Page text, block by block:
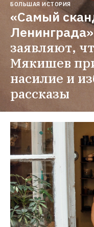
БОЛЬШАЯ ИСТОРИЯ
«Самый
Ленинграда»
заявляют,
Мякишев
насилие и
рассказы